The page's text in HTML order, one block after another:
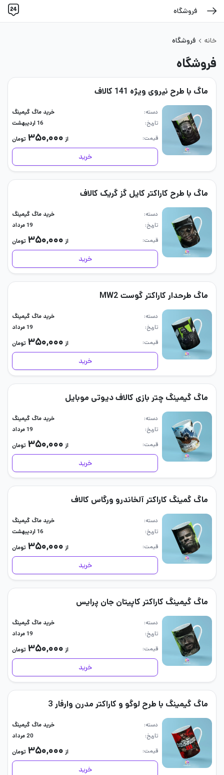
فروشگاه
خانه فروشگاه
فروشگاه
ماگ با طرح نیروی ویژه 141 کالاف
دسته
خرید ماگ گیمینگ
تاریخ
16 اردیبهشت
قیمت
از ۳۵۰,۰۰۰ تومان
خرید
ماگ با طرح کاراکتر کایل گز گریک کالاف
دسته
خرید ماگ گیمینگ
تاریخ
19 مرداد
قیمت
از ۳۵۰,۰۰۰ تومان
خرید
ماگ طرحدار کاراکتر گوست MW2
دسته
خرید ماگ گیمینگ
تاریخ
19 مرداد
قیمت
از ۳۵۰,۰۰۰ تومان
خرید
ماگ گیمینگ چتر بازی کالاف دیوتی موبایل
دسته
خرید ماگ گیمینگ
تاریخ
19 مرداد
قیمت
از ۳۵۰,۰۰۰ تومان
خرید
ماگ گمینگ کاراکتر آلخاندرو ورگاس کالاف
دسته
خرید ماگ گیمینگ
تاریخ
16 اردیبهشت
قیمت
از ۳۵۰,۰۰۰ تومان
خرید
ماگ گیمینگ کاراکتر کاپیتان جان پرایس
دسته
خرید ماگ گیمینگ
تاریخ
19 مرداد
قیمت
از ۳۵۰,۰۰۰ تومان
خرید
ماگ گیمینگ با طرح لوگو و کاراکتر مدرن وارفار 3
دسته
خرید ماگ گیمینگ
تاریخ
20 مرداد
قیمت
از ۳۵۰,۰۰۰ تومان
خرید